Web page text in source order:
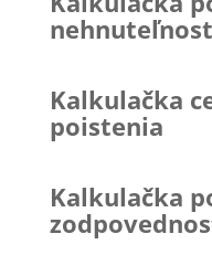
Kalkulačka
poistenia
Kalkulačka